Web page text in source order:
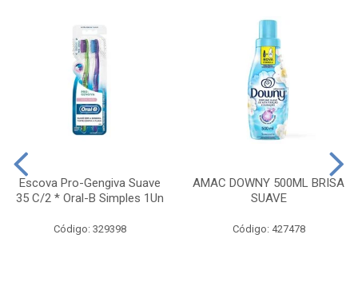
Escova Pro-Gengiva Suave
35 C/2 * Oral-B Simples 1Un
Código: 329398
AMAC DOWNY 500ML BRISA
SUAVE
Código: 427478